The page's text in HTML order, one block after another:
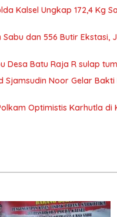
Kalsel Ungkap 172,4 Kg
Sabu dan 556 Butir
Desa Batu Raja R sulap
Sjamsudin Noor Gelar
Optimistis Karhutla di